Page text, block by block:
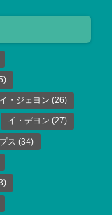
イ・ジェヨン (26)
イ・デヨン (27)
ス (34)